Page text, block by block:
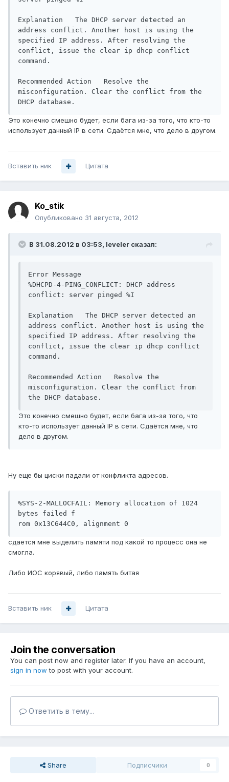
Explanation   The DHCP server detected an
address conflict. Another host is using the
specified IP address. After resolving the
conflict, issue the clear ip dhcp conflict
command.
Recommended Action   Resolve the
misconfiguration. Clear the conflict from the
DHCP database.
Это конечно смешно будет, если бага из-за того, что кто-то
использует данный IP в сети. Сдаётся мне, что дело в другом.
Вставить ник Цитата
Ko_stik
Опубликовано 31 августа, 2012
В 31.08.2012 в 03:53, leveler сказал:
Error Message
%DHCPD-4-PING_CONFLICT: DHCP address
conflict: server pinged %I
Explanation   The DHCP server detected an
address conflict. Another host is using the
specified IP address. After resolving the
conflict, issue the clear ip dhcp conflict
command.
Recommended Action   Resolve the
misconfiguration. Clear the conflict from
the DHCP database.
Это конечно смешно будет, если бага из-за того, что
кто-то использует данный IP в сети. Сдаётся мне, что
дело в другом.
Ну еще бы циски падали от конфликта адресов.
%SYS-2-MALLOCFAIL: Memory allocation of 1024
bytes failed f
rom 0x13C644C0, alignment 0
сдается мне выделить памяти под какой то процесс она не
смогла.
Либо ИОС корявый, либо память битая
Вставить ник Цитата
Join the conversation
You can post now and register later. If you have an account,
sign in now to post with your account.
Ответить в тему...
Share Подписчики 0